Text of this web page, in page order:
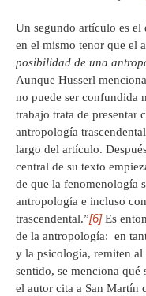
Un segundo artículo es el
en el mismo tenor que el
posibilidad de una
Aunque Husserl
no puede ser confundida
trabajo trata de presentar
antropología
largo del artículo.
central de su texto
de que la fenomenología
antropología e incluso
trascendental.”[6]Es
de la antropología: en
y la psicología, remiten
sentido, se menciona qué
el autor cita a San Martín